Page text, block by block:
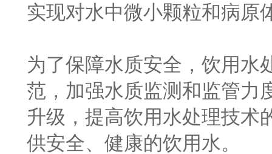
实现对水中微小颗粒和病原
为了保障水质安全，饮用水
范，加强水质监测和监管力
升级，提高饮用水处理技术
供安全、健康的饮用水。